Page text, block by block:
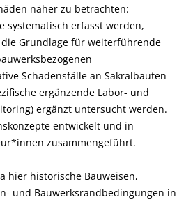
näher zu betrachten:
systematisch erfasst werden,
Grundlage für weiterführende
Schadensfälle an Sakralbauten
ergänzende Labor- und
ergänzt untersucht werden.
entwickelt und in
zusammengeführt.
hier historische Bauweisen,
und Bauwerksrandbedingungen in